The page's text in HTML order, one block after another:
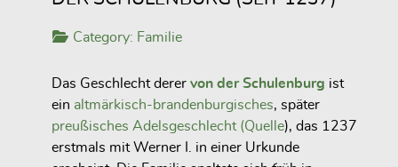
Category: Familie
Das Geschlecht derer von der Schulenburg ist
ein altmärkisch-brandenburgisches, später
preußisches Adelsgeschlecht (Quelle), das 1237
erstmals mit Werner I. in einer Urkunde